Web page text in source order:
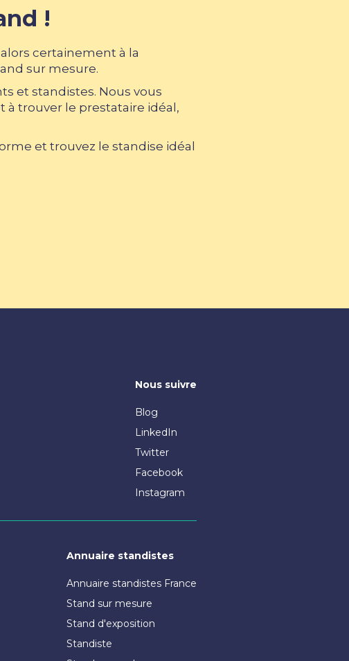
!
certainement à la
sur mesure.
et standistes. Nous vous
trouver le prestataire idéal,
et trouvez le standise idéal
Nous suivre
Blog
LinkedIn
Twitter
Facebook
Instagram
Annuaire standistes
Annuaire standistes France
Stand sur mesure
Stand d'exposition
Standiste